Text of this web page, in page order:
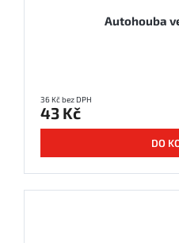
Autohouba
36 Kč bez DPH
43 Kč
DO